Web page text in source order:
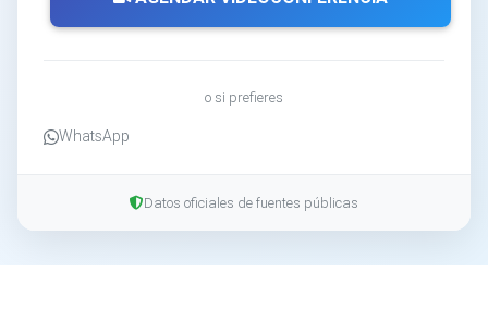
o si prefieres
WhatsApp
Datos oficiales de fuentes públicas